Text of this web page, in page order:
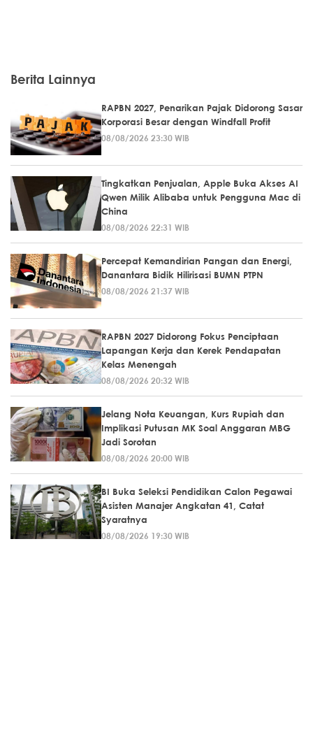
Berita Lainnya
RAPBN 2027, Penarikan Pajak Didorong Sasar
Korporasi Besar dengan Windfall Profit
08/08/2026 23:30 WIB
Tingkatkan Penjualan, Apple Buka Akses AI
Qwen Milik Alibaba untuk Pengguna Mac di
China
08/08/2026 22:31 WIB
Percepat Kemandirian Pangan dan Energi,
Danantara Bidik Hilirisasi BUMN PTPN
08/08/2026 21:37 WIB
RAPBN 2027 Didorong Fokus Penciptaan
Lapangan Kerja dan Kerek Pendapatan
Kelas Menengah
08/08/2026 20:32 WIB
Jelang Nota Keuangan, Kurs Rupiah dan
Implikasi Putusan MK Soal Anggaran MBG
Jadi Sorotan
08/08/2026 20:00 WIB
BI Buka Seleksi Pendidikan Calon Pegawai
Asisten Manajer Angkatan 41, Catat
Syaratnya
08/08/2026 19:30 WIB